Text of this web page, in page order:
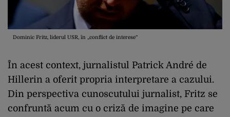
Dominic Fritz, liderul USR, în „conflict de interese”
În acest context, jurnalistul Patrick André de
Hillerin a oferit propria interpretare a cazului.
Din perspectiva cunoscutului jurnalist, Fritz se
confruntă acum cu o criză de imagine pe care